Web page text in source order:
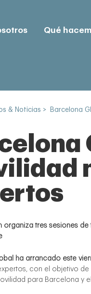
Qué
& Noticias > Barcelona
organiza tres sesiones
ha arrancado este
con el objetivo
para Barcelona y